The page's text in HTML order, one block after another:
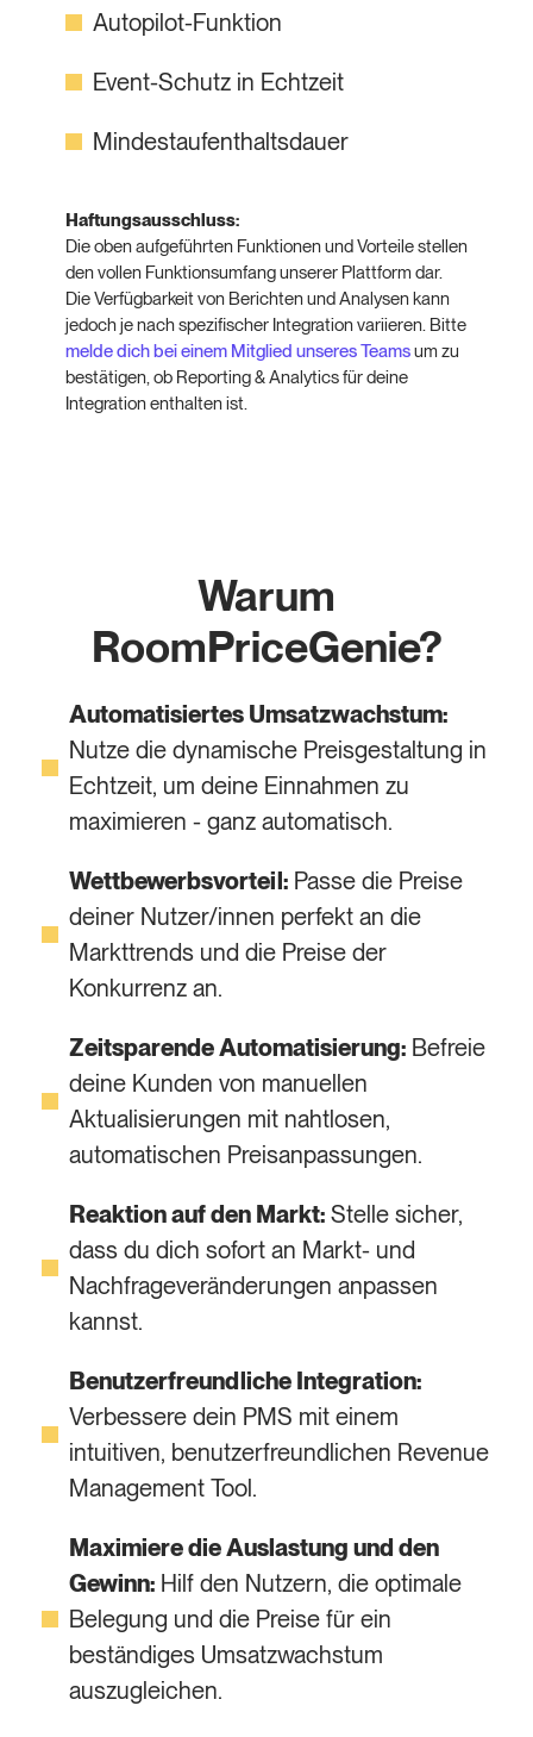
Autopilot-Funktion
Event-Schutz in Echtzeit
Mindestaufenthaltsdauer
Haftungsausschluss:
Die oben aufgeführten Funktionen und Vorteile stellen
den vollen Funktionsumfang unserer Plattform dar.
Die Verfügbarkeit von Berichten und Analysen kann
jedoch je nach spezifischer Integration variieren. Bitte
melde dich bei einem Mitglied unseres Teamsum zu
bestätigen, ob Reporting & Analytics für deine
Integration enthalten ist.
Warum
RoomPriceGenie?
Automatisiertes Umsatzwachstum:
Nutze die dynamische Preisgestaltung in
Echtzeit, um deine Einnahmen zu
maximieren - ganz automatisch.
Wettbewerbsvorteil:Passe die Preise
deiner Nutzer/innen perfekt an die
Markttrends und die Preise der
Konkurrenz an.
Zeitsparende Automatisierung:Befreie
deine Kunden von manuellen
Aktualisierungen mit nahtlosen,
automatischen Preisanpassungen.
Reaktion auf den Markt:Stelle sicher,
dass du dich sofort an Markt- und
Nachfrageveränderungen anpassen
kannst.
Benutzerfreundliche Integration:
Verbessere dein PMS mit einem
intuitiven, benutzerfreundlichen Revenue
Management Tool.
Maximiere die Auslastung und den
Gewinn:Hilf den Nutzern, die optimale
Belegung und die Preise für ein
beständiges Umsatzwachstum
auszugleichen.